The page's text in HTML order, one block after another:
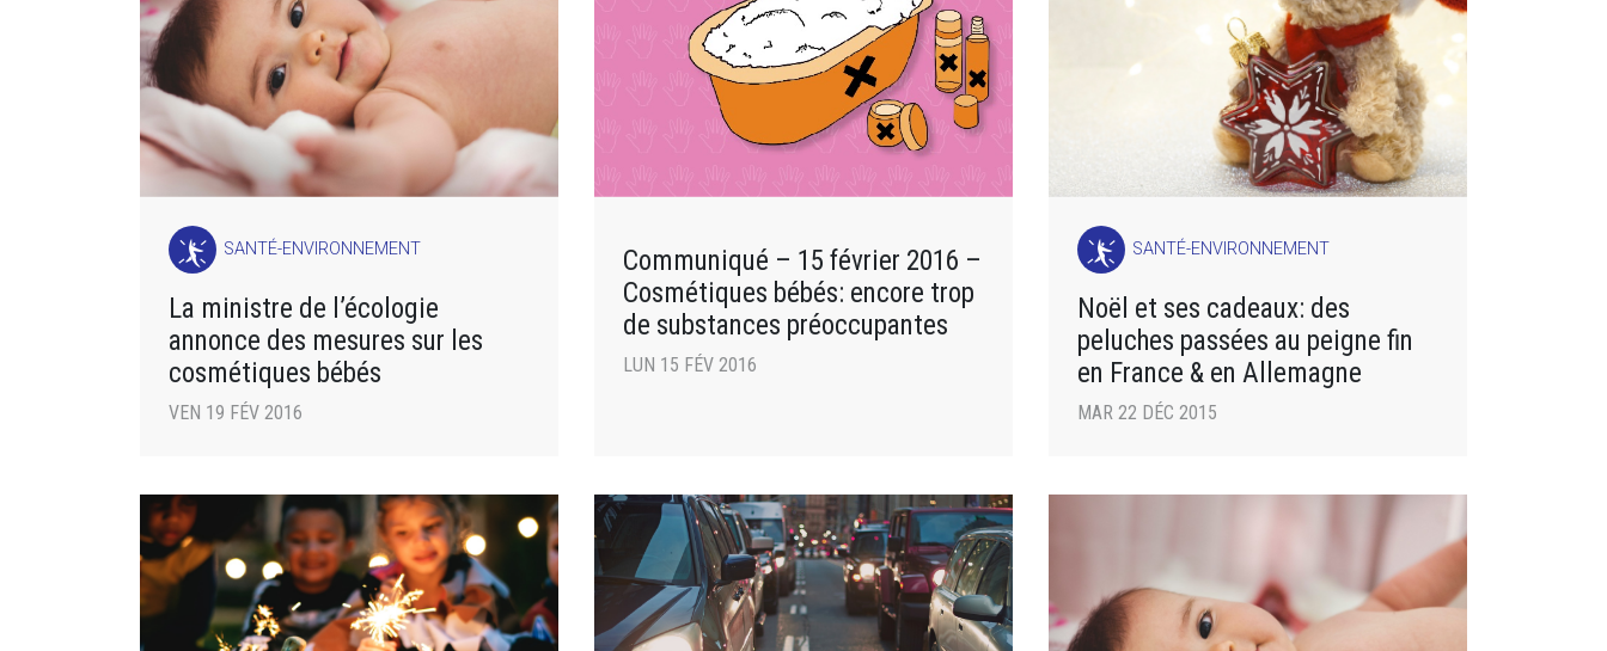
SANTÉ-ENVIRONNEMENT
La ministre de l’écologie
annonce des mesures sur les
cosmétiques bébés
VEN 19 FÉV 2016
Communiqué – 15 février 2016 –
Cosmétiques bébés: encore trop
de substances préoccupantes
LUN 15 FÉV 2016
SANTÉ-ENVIRONNEMENT
Noël et ses cadeaux: des
peluches passées au peigne fin
en France & en Allemagne
MAR 22 DÉC 2015